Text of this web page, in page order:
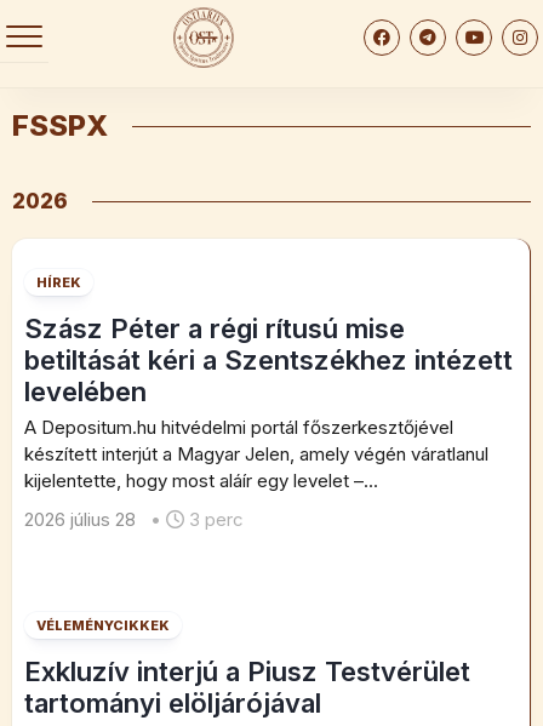
to
FSSPX
2026
HÍREK
Szász Péter a régi rítusú mise
betiltását kéri a Szentszékhez intézett
levelében
A Depositum.hu hitvédelmi portál főszerkesztőjével
készített interjút a Magyar Jelen, amely végén váratlanul
kijelentette, hogy most aláír egy levelet –...
2026 július 28
• 3 perc
VÉLEMÉNYCIKKEK
Exkluzív interjú a Piusz Testvérület
tartományi elöljárójával